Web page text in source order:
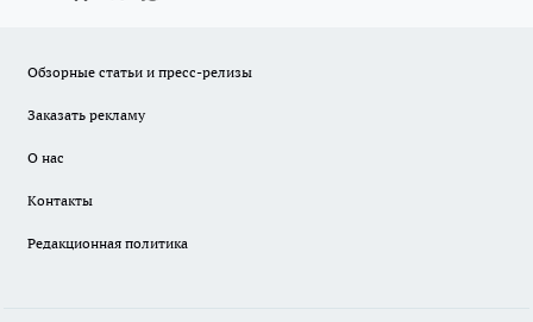
Обзорные статьи и пресс-релизы
Заказать рекламу
О нас
Контакты
Редакционная политика